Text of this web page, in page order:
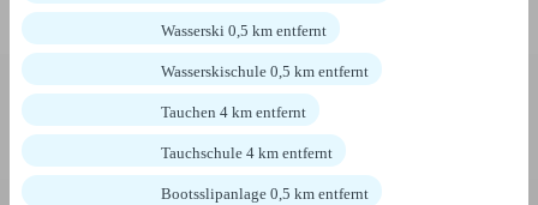
Wasserski 0,5 km entfernt
Wasserskischule 0,5 km entfernt
Tauchen 4 km entfernt
Tauchschule 4 km entfernt
Bootsslipanlage 0,5 km entfernt